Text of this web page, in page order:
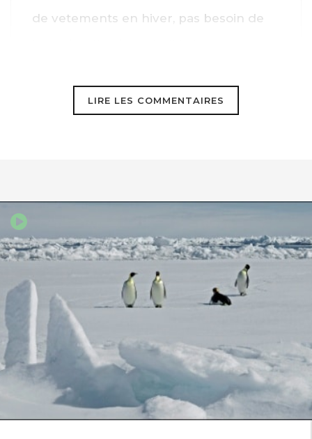
de vetements en hiver, pas besoin de
consommateurs mondiaux – gros et
inlassablement.
250 000 Terriens de plus chaque jours,
soit la population de la France et du
Benelux réunis, chaque année.
LIRE LES COMMENTAIRES